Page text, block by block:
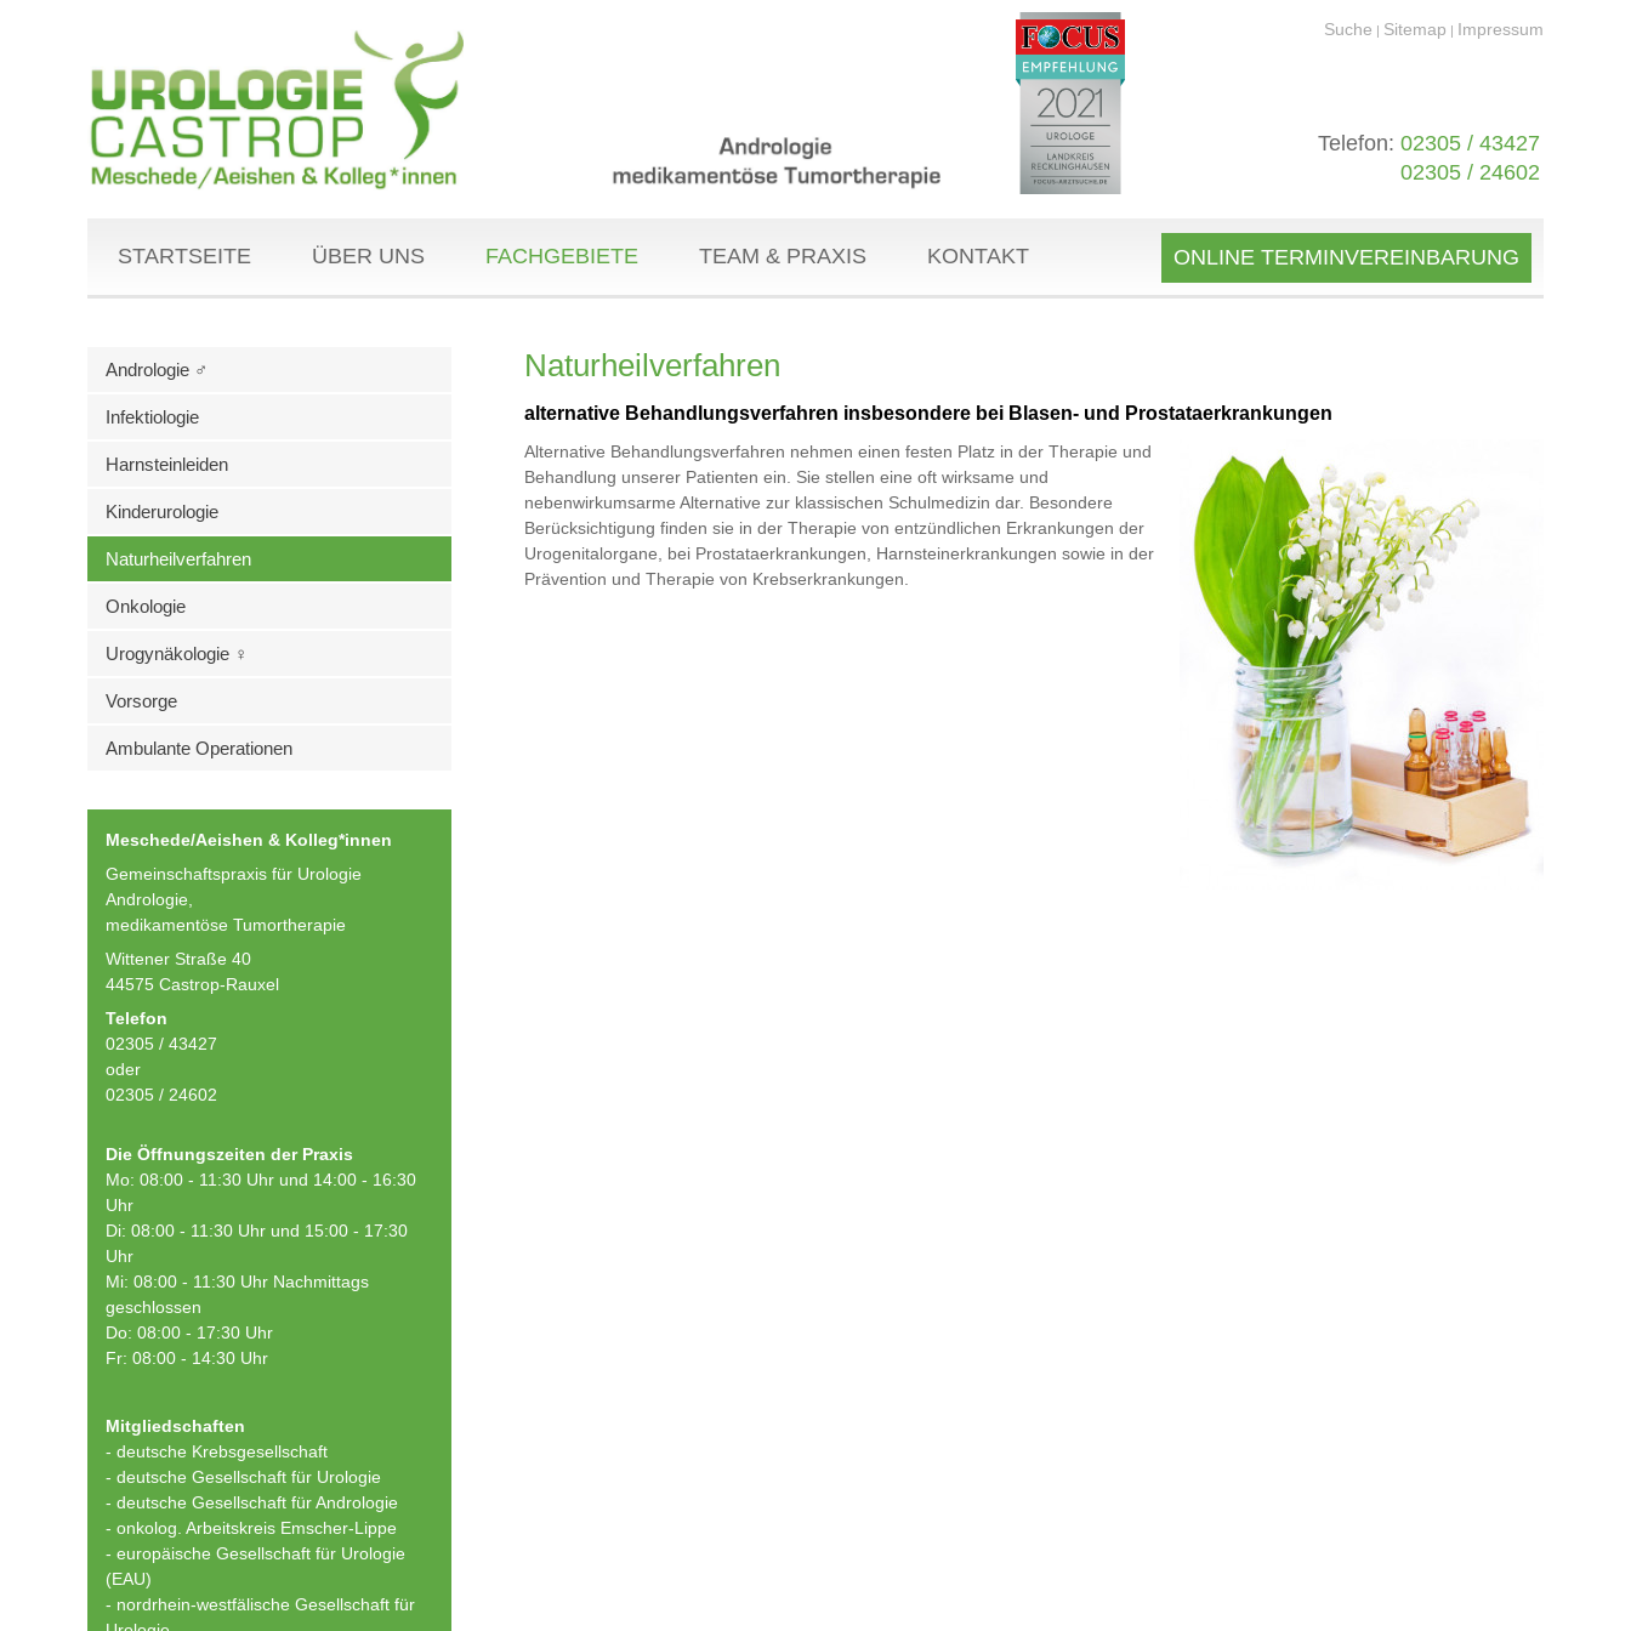
Suche | Sitemap | Impressum
Telefon: 02305 / 43427
02305 / 24602
STARTSEITE ÜBER UNS FACHGEBIETE TEAM & PRAXIS KONTAKT ONLINE TERMINVEREINBARUNG
Andrologie ♂
Infektiologie
Harnsteinleiden
Kinderurologie
Naturheilverfahren
Onkologie
Urogynäkologie ♀
Vorsorge
Ambulante Operationen
Meschede/Aeishen & Kolleg*innen
Gemeinschaftspraxis für Urologie
Andrologie,
medikamentöse Tumortherapie
Wittener Straße 40
44575 Castrop-Rauxel
Telefon
02305 / 43427
oder
02305 / 24602
Die Öffnungszeiten der Praxis
Mo: 08:00 - 11:30 Uhr und 14:00 - 16:30
Uhr
Di: 08:00 - 11:30 Uhr und 15:00 - 17:30
Uhr
Mi: 08:00 - 11:30 Uhr Nachmittags
geschlossen
Do: 08:00 - 17:30 Uhr
Fr: 08:00 - 14:30 Uhr
Mitgliedschaften
- deutsche Krebsgesellschaft
- deutsche Gesellschaft für Urologie
- deutsche Gesellschaft für Andrologie
- onkolog. Arbeitskreis Emscher-Lippe
- europäische Gesellschaft für Urologie
(EAU)
- nordrhein-westfälische Gesellschaft für
Naturheilverfahren
alternative Behandlungsverfahren insbesondere bei Blasen- und Prostataerkrankungen
Alternative Behandlungsverfahren nehmen einen festen Platz in der Therapie und
Behandlung unserer Patienten ein. Sie stellen eine oft wirksame und
nebenwirkumsarme Alternative zur klassischen Schulmedizin dar. Besondere
Berücksichtigung finden sie in der Therapie von entzündlichen Erkrankungen der
Urogenitalorgane, bei Prostataerkrankungen, Harnsteinerkrankungen sowie in der
Prävention und Therapie von Krebserkrankungen.